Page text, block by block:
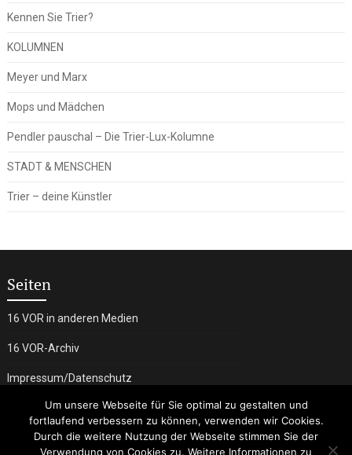
Kennen Sie Trier?
KOLUMNEN
Meyer und Marx
Mops und Mädchen
Pendler pauschal – Die Trier-Lux-Kolumne
STADT & MENSCHEN
Trier – deine Künstler
Seiten
16 VOR in anderen Medien
16 VOR-Archiv
Impressum/Datenschutz
Um unsere Webseite für Sie optimal zu gestalten und
fortlaufend verbessern zu können, verwenden wir Cookies.
Durch die weitere Nutzung der Webseite stimmen Sie der
Verwendung von Cookies zu. Weitere Informationen zu